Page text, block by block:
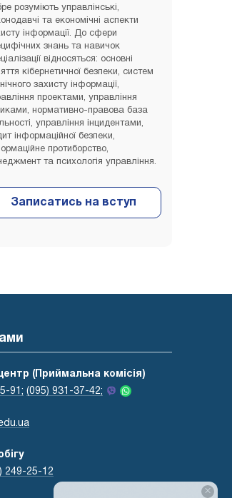
розуміють управлінські,
та економічні аспекти
інформації. До сфери
знань та навичок
відносяться: основні
кібернетичної безпеки, систем
захисту інформації,
проектами, управління
нормативно-правова база
управління інцидентами,
інформаційної безпеки,
протиборство,
та психологія управління.
(Приймальна комісія)
91; (095) 931-37-42;
249-25-12
×